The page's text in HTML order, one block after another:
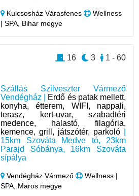
Kulcsosház Várasfenes
Wellness
| SPA, Bihar megye
Szállás Szilveszter Vármező
Vendégház | Erdő és patak mellett,
konyha, étterem, WIFI, nappali,
terasz, kert-uvar, szabadtéri
medence, halastó, filagória,
kemence, grill, játszótér, parkoló
15km Szováta Medve tó, 23km
Parajd Sóbánya, 16km Szováta
sípálya
Vendégház Vármező
Wellness |
SPA, Maros megye
1 - 60
3
16